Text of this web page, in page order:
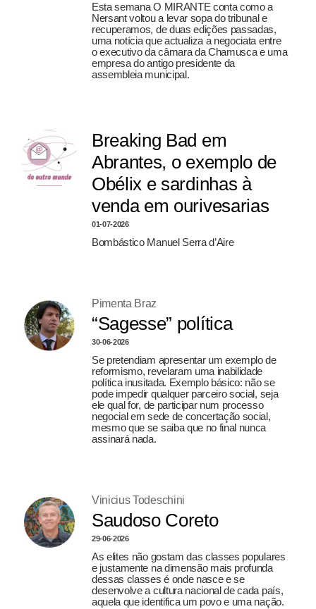
Esta semana O MIRANTE conta como a
Nersant voltou a levar sopa do tribunal e
recuperamos, de duas edições passadas,
uma notícia que actualiza a negociata entre
o executivo da câmara da Chamusca e uma
empresa do antigo presidente da
assembleia municipal.
Breaking Bad em
Abrantes, o exemplo de
Obélix e sardinhas à
venda em ourivesarias
01-07-2026
Bombástico Manuel Serra d’Aire
Pimenta Braz
“Sagesse” política
30-06-2026
Se pretendiam apresentar um exemplo de
reformismo, revelaram uma inabilidade
política inusitada. Exemplo básico: não se
pode impedir qualquer parceiro social, seja
ele qual for, de participar num processo
negocial em sede de concertação social,
mesmo que se saiba que no final nunca
assinará nada.
Vinicius Todeschini
Saudoso Coreto
29-06-2026
As elites não gostam das classes populares
e justamente na dimensão mais profunda
dessas classes é onde nasce e se
desenvolve a cultura nacional de cada país,
aquela que identifica um povo e uma nação.